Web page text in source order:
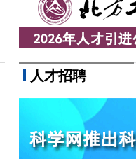
人才招聘